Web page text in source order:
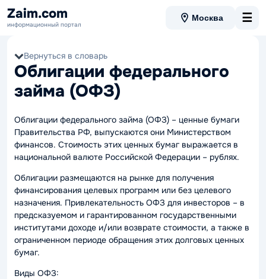
Zaim.com
информационный портал
Москва ☰
Вернуться в словарь
Облигации федерального
займа (ОФЗ)
Облигации федерального займа (ОФЗ) – ценные бумаги
Правительства РФ, выпускаются они Министерством
финансов. Стоимость этих ценных бумаг выражается в
национальной валюте Российской Федерации – рублях.
Облигации размещаются на рынке для получения
финансирования целевых программ или без целевого
назначения. Привлекательность ОФЗ для инвесторов – в
предсказуемом и гарантированном государственными
институтами доходе и/или возврате стоимости, а также в
ограниченном периоде обращения этих долговых ценных
бумаг.
Виды ОФЗ: